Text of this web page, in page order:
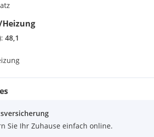
48,1
Sie Ihr Zuhause einfach online.